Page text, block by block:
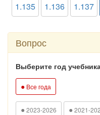
1.135 1.136 1.137
Вопрос
Выберите год
● Все года
● 2023-2026 ● 2021-